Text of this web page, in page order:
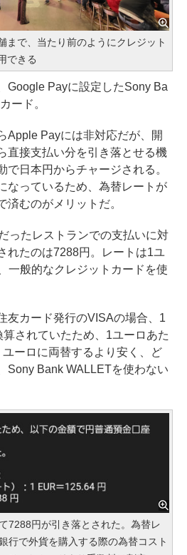
まで、当たり前のようにクレジット
できる
Google Payに設定したSony Ba
ード。
Payには非対応だが、開
直接支払い分を引き落とせる機
で日本円からチャージされる。
なっているため、為替レートが
済むのがメリットだ。
ったレストランでの支払いに対
れたのは7288円。レートは1ユ
一般的なクレジットカードを使
友カード発行のVISAの場合、1
されていたため、1ユーロあた
ーロに両替するより安く、ど
Sony Bank WALLETを使わない
7288円が引き落とされた。為替レ
行で外貨を購入する際の為替コスト